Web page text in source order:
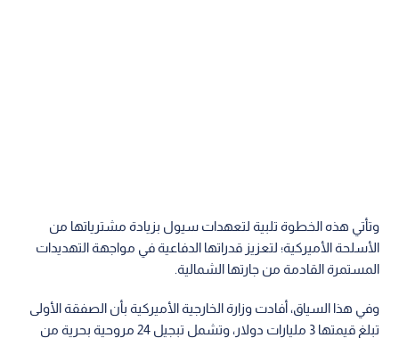
وتأتي هذه الخطوة تلبية لتعهدات سيول بزيادة مشترياتها من
الأسلحة الأميركية؛ لتعزيز قدراتها الدفاعية في مواجهة التهديدات
المستمرة القادمة من جارتها الشمالية.
وفي هذا السياق، أفادت وزارة الخارجية الأميركية بأن الصفقة الأولى
تبلغ قيمتها 3 مليارات دولار، وتشمل تبجيل 24 مروحية بحرية من